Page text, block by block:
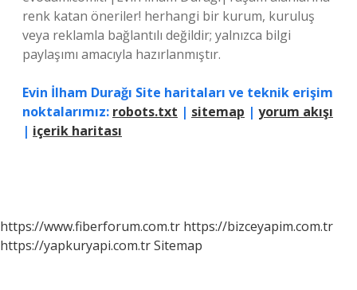
renk katan öneriler! herhangi bir kurum, kuruluş
veya reklamla bağlantılı değildir; yalnızca bilgi
paylaşımı amacıyla hazırlanmıştır.
Evin İlham Durağı Site haritaları ve teknik erişim
noktalarımız: robots.txt | sitemap | yorum akışı
| içerik haritası
https://www.fiberforum.com.tr https://bizceyapim.com.tr
https://yapkuryapi.com.trSitemap